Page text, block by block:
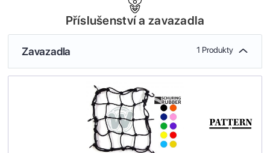
Příslušenství a zavazadla
Zavazadla 1 Produkty